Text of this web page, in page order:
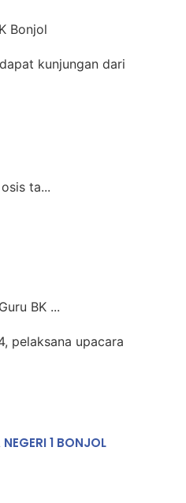
Bonjol
kunjungan dari
ta...
BK ...
pelaksana upacara
1 BONJOL